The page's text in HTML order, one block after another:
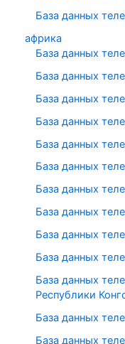
База данных
африка
База данных
База данных
База данных
База данных
База данных
База данных
База данных
База данных
База данных
База данных
База данных
Республики
База данных
База данных